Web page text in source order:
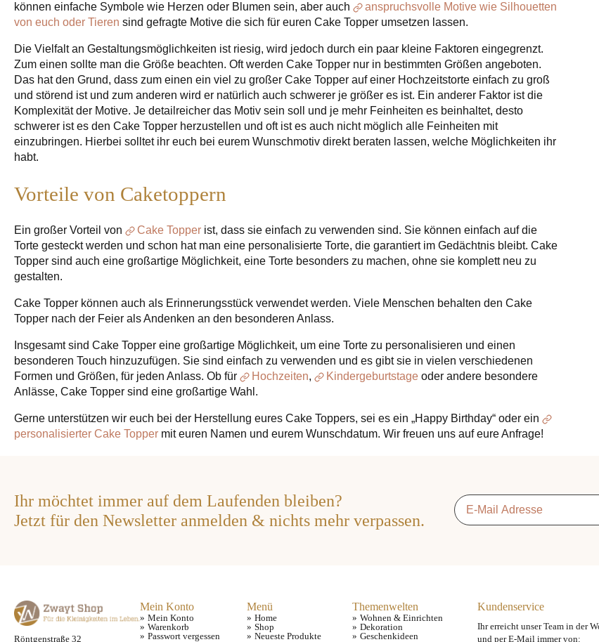
können einfache Symbole wie Herzen oder Blumen sein, aber auch
anspruchsvolle Motive wie Silhouetten
von euch oder Tieren sind gefragte Motive die sich für euren Cake Topper umsetzen lassen.
Die Vielfalt an Gestaltungsmöglichkeiten ist riesig, wird jedoch durch ein paar kleine Faktoren eingegrenzt.
Zum einen sollte man die Größe beachten. Oft werden Cake Topper nur in bestimmten Größen angeboten.
Das hat den Grund, dass zum einen ein viel zu großer Cake Topper auf einer Hochzeitstorte einfach zu groß
und störend ist und zum anderen wird er natürlich auch schwerer je größer es ist. Ein anderer Faktor ist die
Komplexität der Motive. Je detailreicher das Motiv sein soll und je mehr Feinheiten es beinhaltet, desto
schwerer ist es den Cake Topper herzustellen und oft ist es auch nicht möglich alle Feinheiten mit
einzubringen. Hierbei solltet ihr euch bei eurem Wunschmotiv direkt beraten lassen, welche Möglichkeiten ihr
habt.
Vorteile von Caketoppern
Ein großer Vorteil von Cake Topper ist, dass sie einfach zu verwenden sind. Sie können einfach auf die
Torte gesteckt werden und schon hat man eine personalisierte Torte, die garantiert im Gedächtnis bleibt. Cake
Topper sind auch eine großartige Möglichkeit, eine Torte besonders zu machen, ohne sie komplett neu zu
gestalten.
Cake Topper können auch als Erinnerungsstück verwendet werden. Viele Menschen behalten den Cake
Topper nach der Feier als Andenken an den besonderen Anlass.
Insgesamt sind Cake Topper eine großartige Möglichkeit, um eine Torte zu personalisieren und einen
besonderen Touch hinzuzufügen. Sie sind einfach zu verwenden und es gibt sie in vielen verschiedenen
Formen und Größen, für jeden Anlass. Ob für
Hochzeiten, Kindergeburtstage oder andere besondere
Anlässe, Cake Topper sind eine großartige Wahl.
Gerne unterstützen wir euch bei der Herstellung eures Cake Toppers, sei es ein „Happy Birthday“ oder ein
personalisierter Cake Topper mit euren Namen und eurem Wunschdatum. Wir freuen uns auf eure Anfrage!
Ihr möchtet immer auf dem Laufenden bleiben?
Jetzt für den Newsletter anmelden & nichts mehr verpassen.
Email
Röntgenstraße 32
Mein Konto
Mein Konto
Warenkorb
Passwort vergessen
Menü
Home
Shop
Neueste Produkte
Themenwelten
Wohnen & Einrichten
Dekoration
Geschenkideen
Kundenservice
Ihr erreicht unser Team in der
und per E-Mail immer von: